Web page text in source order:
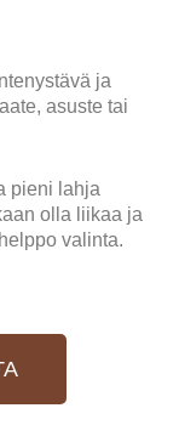
ja
asuste tai
pieni lahja
olla liikaa ja
valinta.